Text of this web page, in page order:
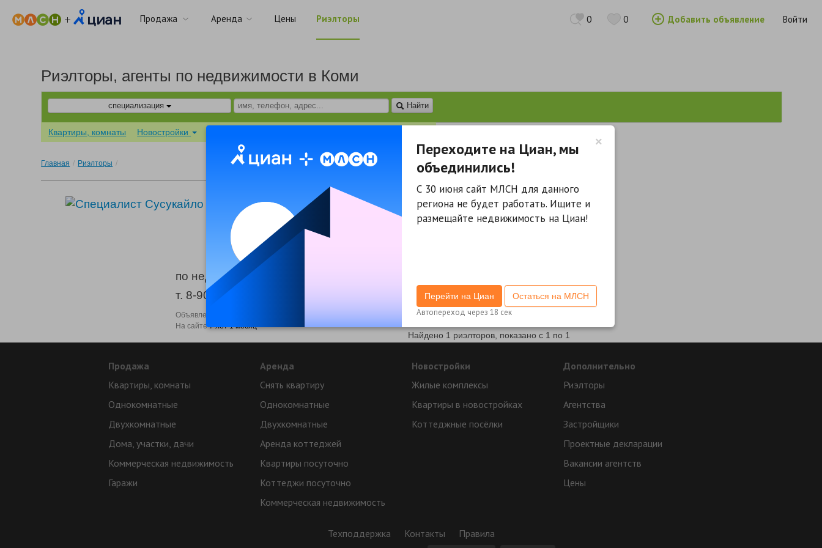
Продажа Аренда Цены Риэлторы 0 0 Добавить объявление Войти
Риэлторы, агенты по недвижимости в Коми
специализация Найти
Квартиры, комнаты Новостройки
Главная / Риэлторы /
Сусукайло
Николаевна
по недвижимости
т. 8-908-711-30-07
Объявлений на сайте
На сайте7 лет 1 месяц
Найдено 1 риэлторов, показано с 1 по 1
×
Переходите на Циан, мы
объединились!
С 30 июня сайт МЛСН для данного
региона не будет работать. Ищите и
размещайте недвижимость на Циан!
Перейти на Циан Остаться на МЛСН
Автопереход через 18 сек
Продажа Аренда Новостройки
Дополнительно
Квартиры, комнаты
Однокомнатные
Двухкомнатные
Дома, участки, дачи
Коммерческая недвижимость
Гаражи
Снять квартиру
Однокомнатные
Двухкомнатные
Аренда коттеджей
Квартиры посуточно
Коттеджи посуточно
Коммерческая недвижимость
Жилые комплексы
Квартиры в новостройках
Коттеджные посёлки
Риэлторы
Агентства
Застройщики
Проектные декларации
Вакансии агентств
Цены
Техподдержка Контакты
Правила